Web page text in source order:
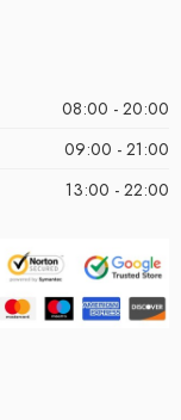
08:00 - 20:00
09:00 - 21:00
13:00 - 22:00